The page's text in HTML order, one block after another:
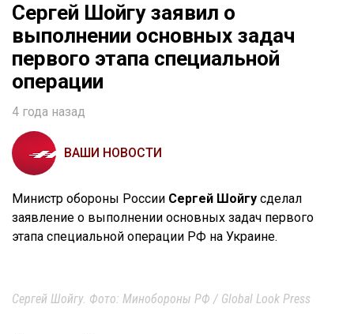
Сергей Шойгу заявил о
выполнении основных задач
первого этапа специальной
операции
4 года назад
ВАШИ НОВОСТИ
Министр обороны России Сергей Шойгу сделал
заявление о выполнении основных задач первого
этапа специальной операции РФ на Украине.
Сергей Шойгу. Фото: Минобороны РФ / Global Look Press